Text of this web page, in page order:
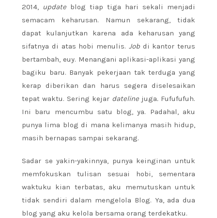
2014, update blog tiap tiga hari sekali menjadi
semacam keharusan. Namun sekarang, tidak
dapat kulanjutkan karena ada keharusan yang
sifatnya di atas hobi menulis. Job di kantor terus
bertambah, euy. Menangani aplikasi-aplikasi yang
bagiku baru. Banyak pekerjaan tak terduga yang
kerap diberikan dan harus segera diselesaikan
tepat waktu. Sering kejar dateline juga. Fufufufuh.
Ini baru mencumbu satu blog, ya. Padahal, aku
punya lima blog di mana kelimanya masih hidup,
masih bernapas sampai sekarang.
Sadar se yakin-yakinnya, punya keinginan untuk
memfokuskan tulisan sesuai hobi, sementara
waktuku kian terbatas, aku memutuskan untuk
tidak sendiri dalam mengelola Blog. Ya, ada dua
blog yang aku kelola bersama orang terdekatku.